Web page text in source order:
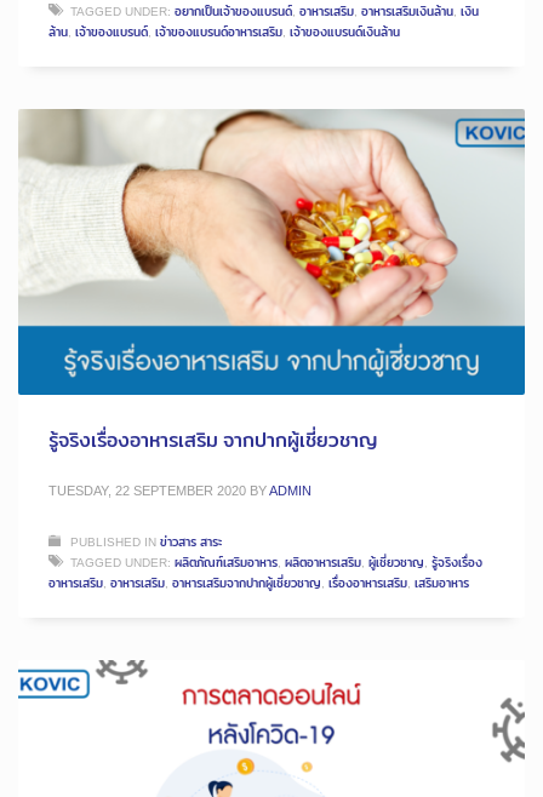
TAGGED UNDER: อยากเป็นเจ้าของแบรนด์, อาหารเสริม, อาหารเสริมเงินล้าน, เงิน
ล้าน, เจ้าของแบรนด์, เจ้าของแบรนด์อาหารเสริม, เจ้าของแบรนด์เงินล้าน
รู้จริงเรื่องอาหารเสริม จากปากผู้เชี่ยวชาญ
TUESDAY, 22 SEPTEMBER 2020 BYADMIN
PUBLISHED INข่าวสาร สาระ
TAGGED UNDER: ผลิตภัณฑ์เสริมอาหาร, ผลิตอาหารเสริม, ผู้เชี่ยวชาญ, รู้จริงเรื่อง
อาหารเสริม, อาหารเสริม, อาหารเสริมจากปากผู้เชี่ยวชาญ, เรื่องอาหารเสริม, เสริมอาหาร